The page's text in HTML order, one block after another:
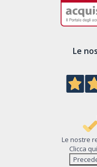
Le
Le nostre
Clicca